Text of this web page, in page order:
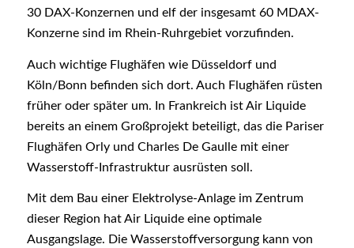
30 DAX-Konzernen und elf der insgesamt 60 MDAX-
Konzerne sind im Rhein-Ruhrgebiet vorzufinden.
Auch wichtige Flughäfen wie Düsseldorf und
Köln/Bonn befinden sich dort. Auch Flughäfen rüsten
früher oder später um. In Frankreich ist Air Liquide
bereits an einem Großprojekt beteiligt, das die Pariser
Flughäfen Orly und Charles De Gaulle mit einer
Wasserstoff-Infrastruktur ausrüsten soll.
Mit dem Bau einer Elektrolyse-Anlage im Zentrum
dieser Region hat Air Liquide eine optimale
Ausgangslage. Die Wasserstoffversorgung kann von